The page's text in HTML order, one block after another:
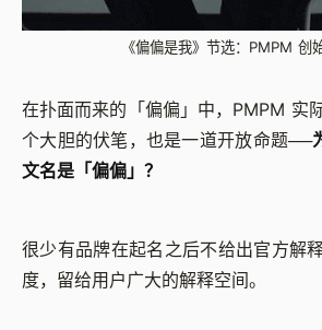
《偏偏是我》节选：PMPM 创
在扑面而来的「偏偏」中，PMPM 实
个大胆的伏笔，也是一道开放命题──
文名是「偏偏」？
很少有品牌在起名之后不给出官方解
度，留给用户广大的解释空间。